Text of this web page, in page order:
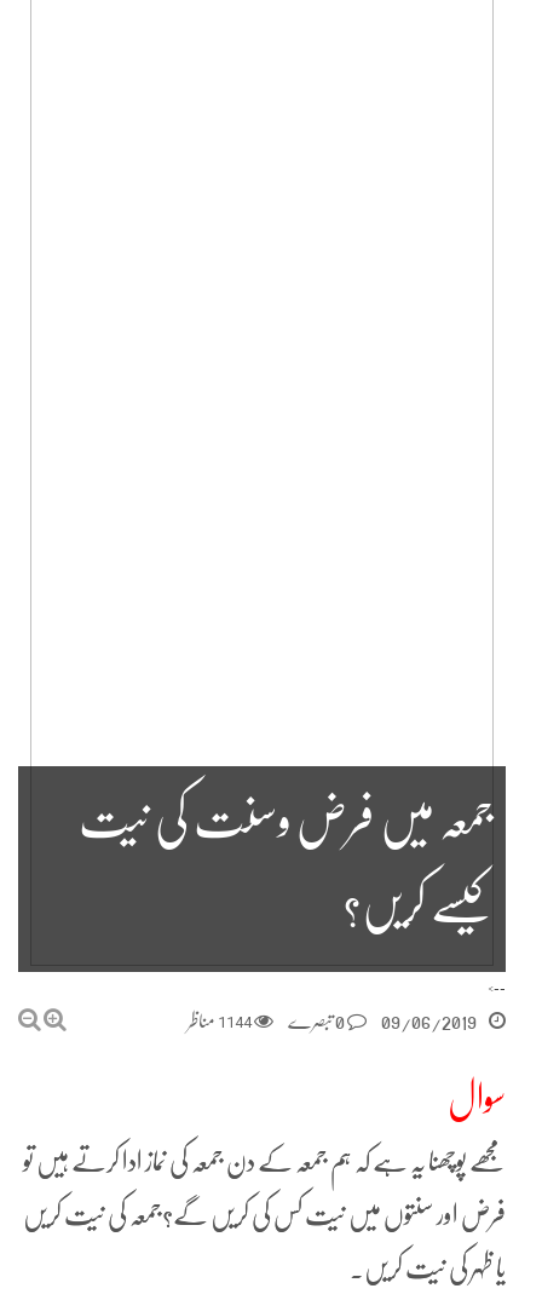
جمعہ میں فرض وسنت کی نیت
کیسے کریں؟
-->
09/06/2019
1144 مناظر
سوال
مجھے پوچھنا یہ ہے کہ ہم جمعہ کے دن جمعہ کی نماز ادا کرتے ہیں تو
فرض اور سنتوں میں نیت کس کی کریں گے؟جمعہ کی نیت کریں
یا ظہر کی نیت کریں۔